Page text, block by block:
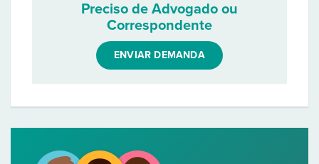
Preciso de Advogado ou
Correspondente
ENVIAR DEMANDA